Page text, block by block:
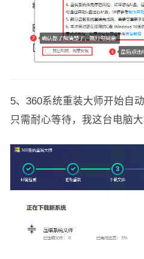
5、360系统重装大师开始自
只需耐心等待，我这台电脑